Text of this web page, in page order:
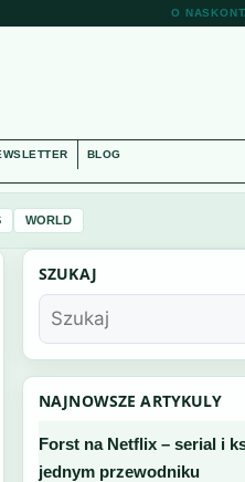
O NAS
BLOG
WORLD
SZUKAJ
NAJNOWSZE ARTYKULY
Forst na Netflix – serial i
jednym przewodniku